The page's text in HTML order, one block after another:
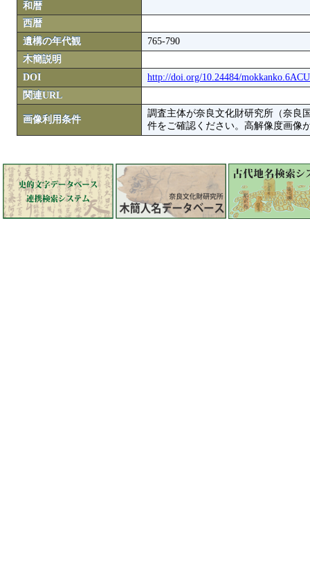
和暦
西暦
遺構の年代観
765-790
木簡説明
DOI
http://doi.org/10.24484/
関連URL
画像利用条件
調査主体が奈良文化財研究所（奈良
件をご確認ください。高解像度画像